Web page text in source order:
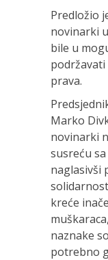
Predložio
novinarki
bile u
prava.
Marko
novinarki
susreću
naglasivši
kreće
naznake
potrebno